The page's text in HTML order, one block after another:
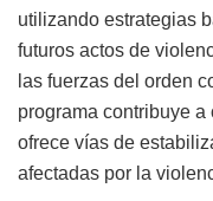
utilizando estrategias
futuros actos de
las fuerzas del orden
programa contribuye
ofrece vías de
afectadas por la